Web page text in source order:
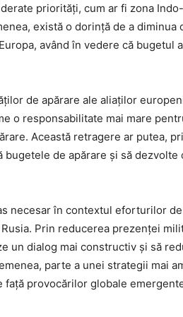
priorități, cum ar fi zona
există o dorință de a diminua
având în vedere că bugetul
de apărare ale aliaților
o responsabilitate mai mare
Această retragere ar putea,
bugetele de apărare și să dezvolte
necesar în contextul eforturilor
Prin reducerea prezenței
un dialog mai constructiv și să
parte a unei strategii mai
provocărilor globale